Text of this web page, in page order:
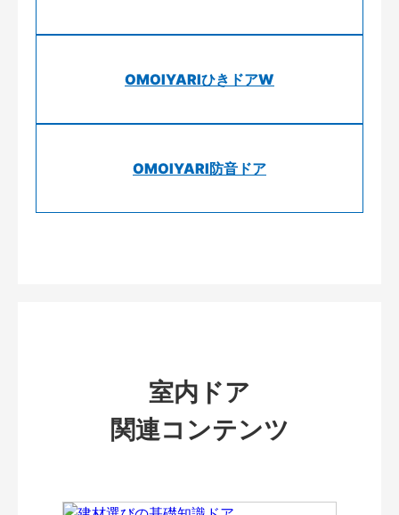
OMOIYARIひきドアW
OMOIYARI防音ドア
室内ドア
関連コンテンツ